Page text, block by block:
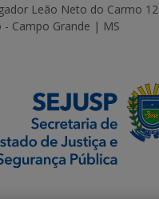
Leão Neto do Carmo
- Campo Grande | MS